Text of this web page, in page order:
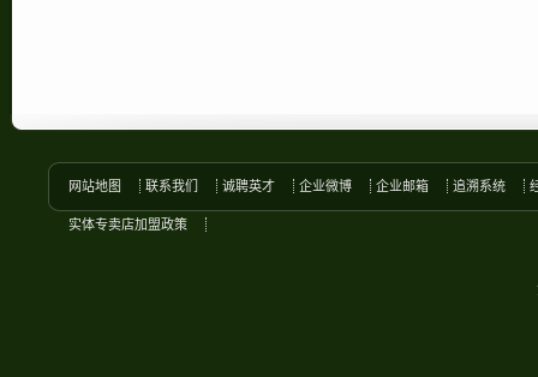
网站地图 联系我们 诚聘英才 企业微博 企业邮箱 追溯系统
实体专卖店加盟政策